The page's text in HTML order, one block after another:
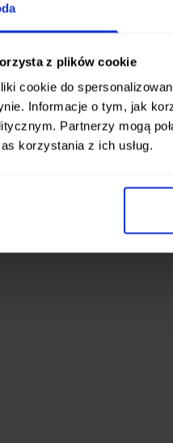
z plików cookie
cookie do
Informacje o tym, jak
Partnerzy mogą
korzystania z ich usług.